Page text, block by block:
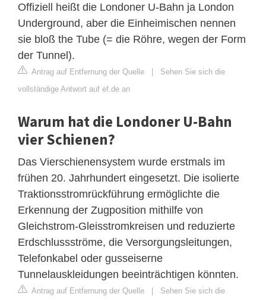
Offiziell heißt die Londoner U-Bahn ja London
Underground, aber die Einheimischen nennen
sie bloß the Tube (= die Röhre, wegen der Form
der Tunnel).
Antrag auf Entfernung der Quelle | Sehen Sie sich die
vollständige Antwort auf ef.de an
Warum hat die Londoner U-Bahn
vier Schienen?
Das Vierschienensystem wurde erstmals im
frühen 20. Jahrhundert eingesetzt. Die isolierte
Traktionsstromrückführung ermöglichte die
Erkennung der Zugposition mithilfe von
Gleichstrom-Gleisstromkreisen und reduzierte
Erdschlussströme, die Versorgungsleitungen,
Telefonkabel oder gusseiserne
Tunnelauskleidungen beeinträchtigen könnten.
Antrag auf Entfernung der Quelle | Sehen Sie sich die